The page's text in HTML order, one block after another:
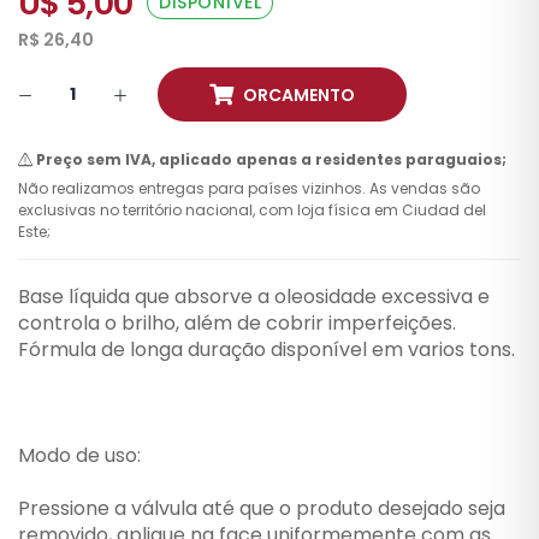
R$ 26,40
ORCAMENTO
Preço sem IVA, aplicado apenas a residentes paraguaios;
Não realizamos entregas para países vizinhos. As vendas são
exclusivas no território nacional, com loja física em Ciudad del
Este;
Base líquida que absorve a oleosidade excessiva e
controla o brilho, além de cobrir imperfeições.
Fórmula de longa duração disponível em varios tons.
Modo de uso:
Pressione a válvula até que o produto desejado seja